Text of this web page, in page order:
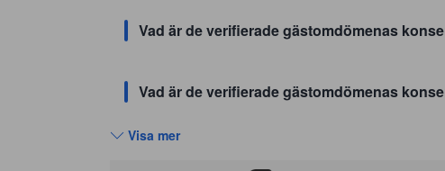
Vad är de verifierade gästomdömenas
Vad är de verifierade gästomdömenas
Visa mer